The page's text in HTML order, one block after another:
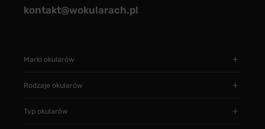
kontakt@wokularach.pl
Marki okularów
Rodzaje okularów
Typ okularów